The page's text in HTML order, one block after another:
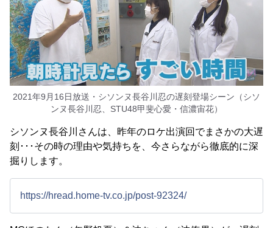
2021年9月16日放送・シソンヌ長谷川忍の遅刻登場シーン（シソ
ンヌ長谷川忍、STU48甲斐心愛・信濃宙花）
シソンヌ長谷川さんは、昨年のロケ出演回でまさかの大遅
刻･･･その時の理由や気持ちを、今さらながら徹底的に深
掘りします。
https://hread.home-tv.co.jp/post-92324/